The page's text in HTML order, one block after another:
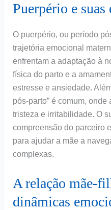
Puerpério e suas
O puerpério, ou período
trajetória emocional
enfrentam a adaptação à
física do parto e a
estresse e ansiedade.
pós-parto” é comum,
tristeza e irritabilidade. O
compreensão do parceiro
para ajudar a mãe a
complexas.
A relação mãe-
dinâmicas